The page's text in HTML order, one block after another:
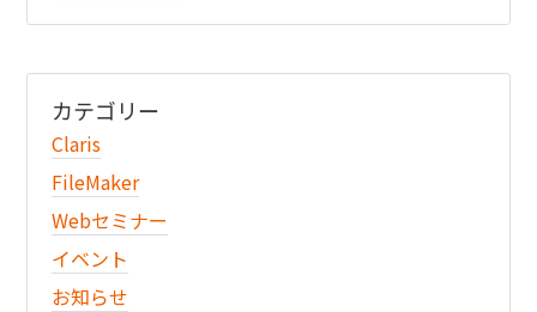
カテゴリー
Claris
FileMaker
Webセミナー
イベント
お知らせ